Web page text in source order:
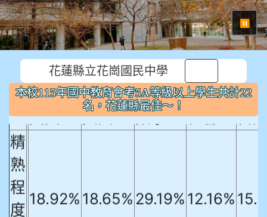
⏸
花蓮縣立花崗國民中學
本校115年國中教育會考5A等級以上學生共計22
名，花蓮縣最佳～！
本校115年國中教育會考5A等級以上
學生共計22名，花蓮縣最佳～！
國文
英文 數學 社會
自
精
熟
程
度
18.92% 18.65% 29.19% 12.16%